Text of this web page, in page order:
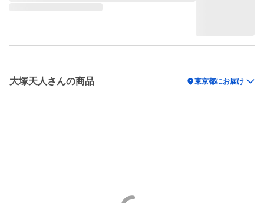
大塚天人さんの商品 location_on東京都にお届け